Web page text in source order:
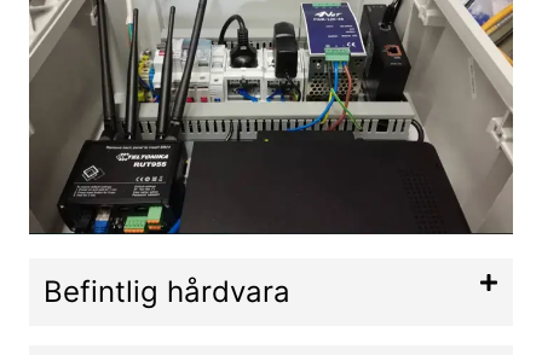
Befintlig hårdvara